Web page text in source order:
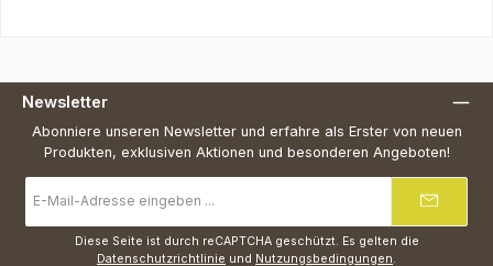
Newsletter
Abonniere unseren Newsletter und erfahre als Erster von neuen
Produkten, exklusiven Aktionen und besonderen Angeboten!
Mail-
Adresse
Diese Seite ist durch reCAPTCHA geschützt. Es gelten die
Datenschutzrichtlinie und Nutzungsbedingungen.